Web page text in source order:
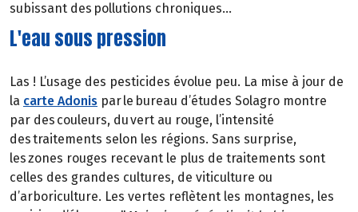
subissant des pollutions chroniques…
L'eau sous pression
Las ! L’usage des pesticides évolue peu. La mise à jour de
la carte Adonis par le bureau d’études Solagro montre
par des couleurs, du vert au rouge, l’intensité
des traitements selon les régions. Sans surprise,
les zones rouges recevant le plus de traitements sont
celles des grandes cultures, de viticulture ou
d’arboriculture. Les vertes reflètent les montagnes, les